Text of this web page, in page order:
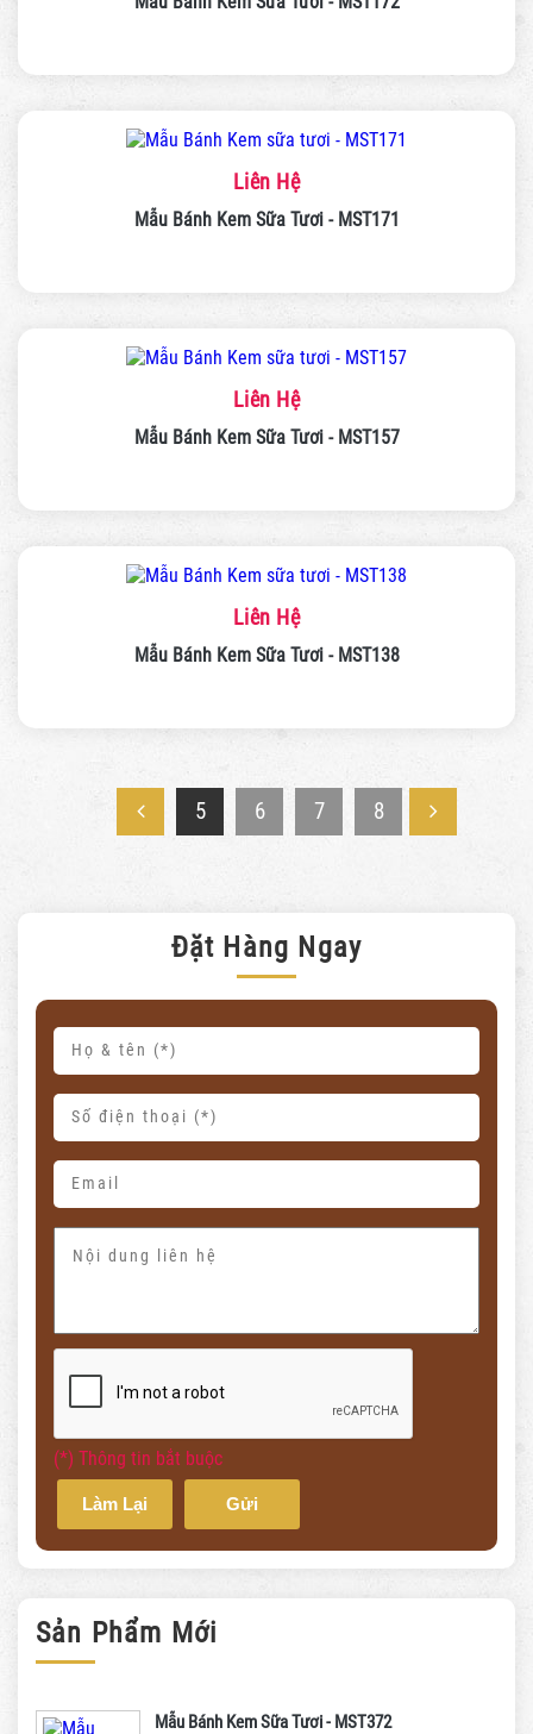
Liên Hệ
Mẫu Bánh Kem Sữa Tươi - MST171
Liên Hệ
Mẫu Bánh Kem Sữa Tươi - MST157
Liên Hệ
Mẫu Bánh Kem Sữa Tươi - MST138
5 6 7 8
Đặt Hàng Ngay
(*) Thông tin bắt buộc
Làm Lại Gửi
Sản Phẩm Mới
Mẫu Bánh Kem Sữa Tươi - MST372